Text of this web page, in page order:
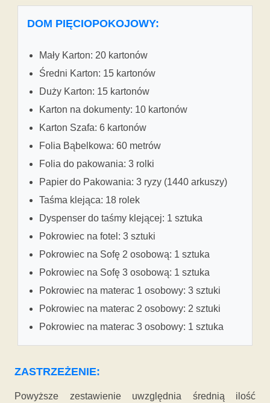
DOM PIĘCIOPOKOJOWY:
Mały Karton: 20 kartonów
Średni Karton: 15 kartonów
Duży Karton: 15 kartonów
Karton na dokumenty: 10 kartonów
Karton Szafa: 6 kartonów
Folia Bąbelkowa: 60 metrów
Folia do pakowania: 3 rolki
Papier do Pakowania: 3 ryzy (1440 arkuszy)
Taśma klejąca: 18 rolek
Dyspenser do taśmy klejącej: 1 sztuka
Pokrowiec na fotel: 3 sztuki
Pokrowiec na Sofę 2 osobową: 1 sztuka
Pokrowiec na Sofę 3 osobową: 1 sztuka
Pokrowiec na materac 1 osobowy: 3 sztuki
Pokrowiec na materac 2 osobowy: 2 sztuki
Pokrowiec na materac 3 osobowy: 1 sztuka
ZASTRZEŻENIE:
Powyższe zestawienie uwzględnia średnią ilość